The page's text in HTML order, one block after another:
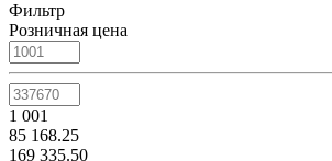
Фильтр
Розничная цена
1 001
85 168.25
169 335.50